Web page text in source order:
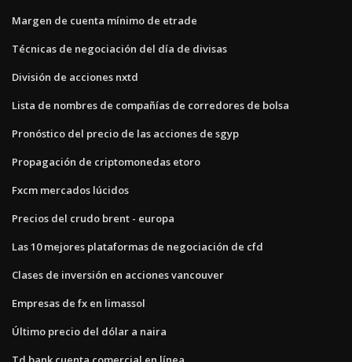
Margen de cuenta mínimo de etrade
Técnicas de negociación del día de divisas
División de acciones nxtd
Lista de nombres de compañías de corredores de bolsa
Pronóstico del precio de las acciones de sgyp
Propagación de criptomonedas etoro
Fxcm mercados lúcidos
Precios del crudo brent - europa
Las 10 mejores plataformas de negociación de cfd
Clases de inversión en acciones vancouver
Empresas de fx en limassol
Último precio del dólar a naira